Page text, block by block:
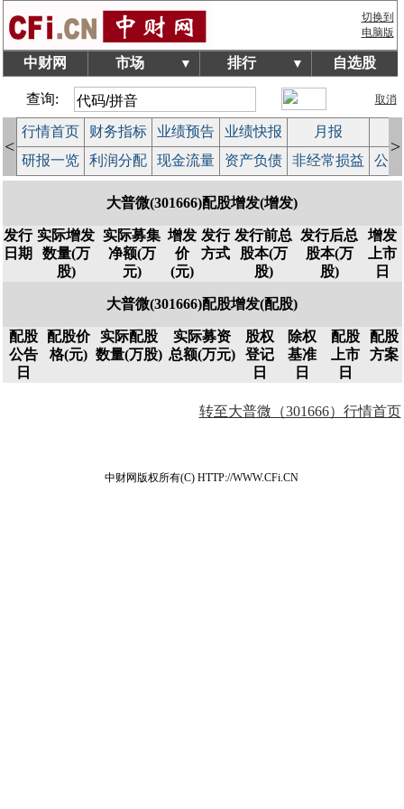
切换到
电脑版
中财网 市场 ▼ 排行 ▼ 自选股
查询: 取消
<
行情首页 财务指标 业绩预告 业绩快报 月报
研报一览
利润分配 现金流量 资产负债 非经常损益 公
>
大普微(301666)配股增发(增发)
发行
日期
实际增发
数量(万
股)
实际募集
净额(万
元)
增发
价
(元)
发行
方式
发行前总
股本(万
股)
发行后总
股本(万
股)
增发
上市
日
大普微(301666)配股增发(配股)
配股
公告
日
配股价
格(元)
实际配股
数量(万股)
实际募资
总额(万元)
股权
登记
日
除权
基准
日
配股
上市
日
配股
方案
转至大普微（301666）行情首页
中财网版权所有(C) HTTP://WWW.CFi.CN